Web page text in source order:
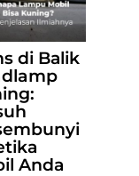
di Balik
Anda